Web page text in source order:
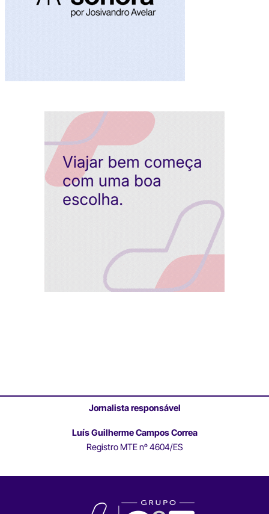
Jornalista responsável
Luís Guilherme Campos Correa
Registro MTE nº 4604/ES